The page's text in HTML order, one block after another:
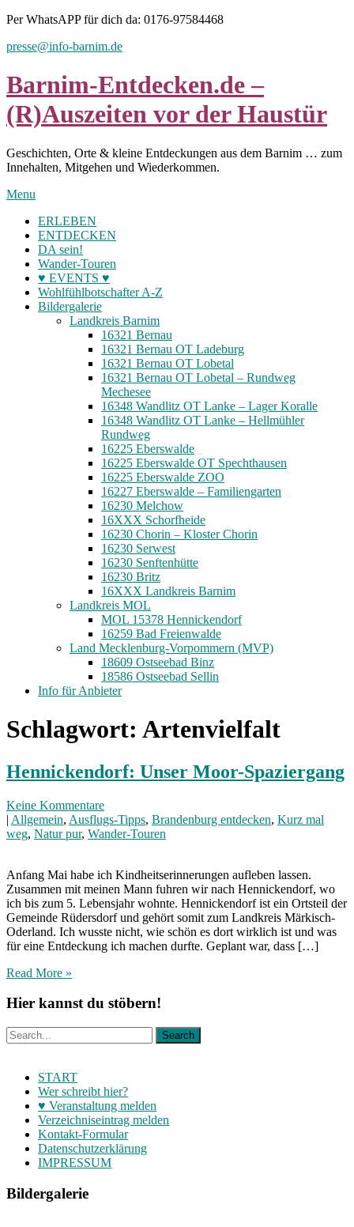
Skip
content
Per WhatsAPP für dich da: 0176-97584468
presse@info-barnim.de
Barnim-Entdecken.de –
(R)Auszeiten vor der Haustür
Geschichten, Orte & kleine Entdeckungen aus dem Barnim … zum
Innehalten, Mitgehen und Wiederkommen.
Menu
ERLEBEN
ENTDECKEN
DA sein!
Wander-Touren
♥ EVENTS ♥
Wohlfühlbotschafter A-Z
Bildergalerie
Landkreis Barnim
16321 Bernau
16321 Bernau OT Ladeburg
16321 Bernau OT Lobetal
16321 Bernau OT Lobetal – Rundweg
Mechesee
16348 Wandlitz OT Lanke – Lager Koralle
16348 Wandlitz OT Lanke – Hellmühler
Rundweg
16225 Eberswalde
16225 Eberswalde OT Spechthausen
16225 Eberswalde ZOO
16227 Eberswalde – Familiengarten
16230 Melchow
16XXX Schorfheide
16230 Chorin – Kloster Chorin
16230 Serwest
16230 Senftenhütte
16230 Britz
16XXX Landkreis Barnim
Landkreis MOL
MOL 15378 Hennickendorf
16259 Bad Freienwalde
Land Mecklenburg-Vorpommern (MVP)
18609 Ostseebad Binz
18586 Ostseebad Sellin
Info für Anbieter
Schlagwort: Artenvielfalt
Hennickendorf: Unser Moor-Spaziergang
Keine Kommentare
| Allgemein, Ausflugs-Tipps, Brandenburg entdecken, Kurz mal
weg, Natur pur, Wander-Touren
Anfang Mai habe ich Kindheitserinnerungen aufleben lassen.
Zusammen mit meinen Mann fuhren wir nach Hennickendorf, wo
ich bis zum 5. Lebensjahr wohnte. Hennickendorf ist ein Ortsteil der
Gemeinde Rüdersdorf und gehört somit zum Landkreis Märkisch-
Oderland. Ich wusste nicht, wie schön es dort wirklich ist und was
für eine Entdeckung ich machen durfte. Geplant war, dass […]
Read More »
Hier kannst du stöbern!
START
Wer schreibt hier?
♥ Veranstaltung melden
Verzeichniseintrag melden
Kontakt-Formular
Datenschutzerklärung
IMPRESSUM
Bildergalerie